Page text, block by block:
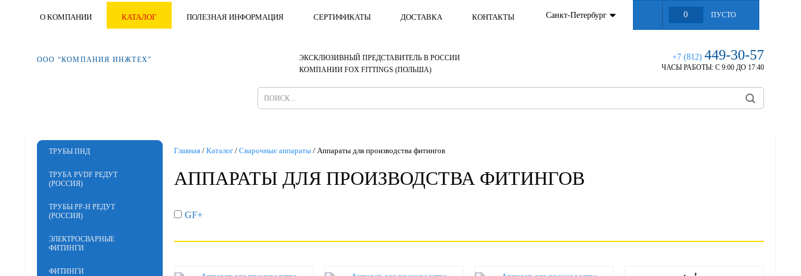
О КОМПАНИИ КАТАЛОГ ПОЛЕЗНАЯ ИНФОРМАЦИЯ СЕРТИФИКАТЫ ДОСТАВКА КОНТАКТЫ Санкт-Петербург 0 ПУСТО
ООО “КОМПАНИЯ ИНЖТЕХ”
ЭКСКЛЮЗИВНЫЙ ПРЕДСТАВИТЕЛЬ В РОССИИ
КОМПАНИИ FOX FITTINGS (ПОЛЬША)
+7 (812) 449-30-57
ЧАСЫ РАБОТЫ: С 9:00 ДО 17:40
ТРУБЫ ПНД
ТРУБА PVDF РЕДУТ
(РОССИЯ)
ТРУБЫ PP-H РЕДУТ
(РОССИЯ)
ЭЛЕКТРОСВАРНЫЕ
ФИТИНГИ
ФИТИНГИ
Главная / Каталог / Сварочные аппараты / Аппараты для производства фитингов
АППАРАТЫ ДЛЯ ПРОИЗВОДСТВА ФИТИНГОВ
GF+